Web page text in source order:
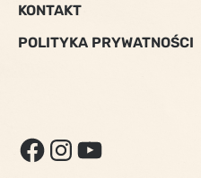
KONTAKT
POLITYKA PRYWATNOŚCI
FACEBOOK
INSTAGRAM